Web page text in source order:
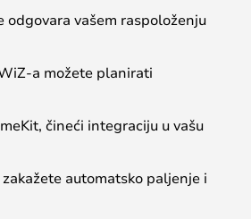
vašem raspoloženju
a možete planirati
čineći integraciju u vašu
automatsko paljenje i